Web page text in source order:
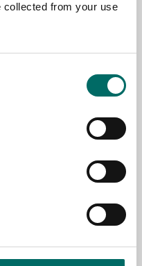
collected from your use